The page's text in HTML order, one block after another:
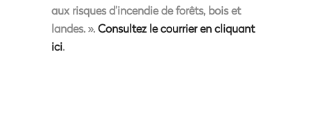
aux risques d’incendie de forêts, bois et
landes. ».Consultez le courrier en cliquant
ici.